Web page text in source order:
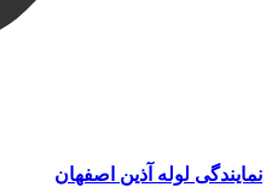
نمایندگی لوله آذین اصفهان